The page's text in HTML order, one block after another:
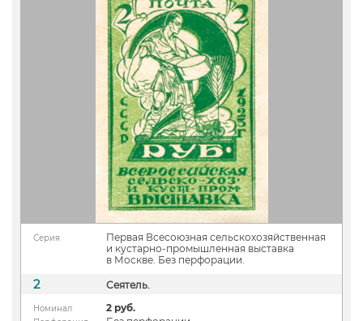
Серия
Первая Всесоюзная сельскохозяйственная
и кустарно-промышленная выставка
в Москве. Без перфорации.
2 Сеятель.
Номинал 2 руб.